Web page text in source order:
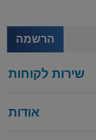
הרשמה
שירות לקוחות
אודות